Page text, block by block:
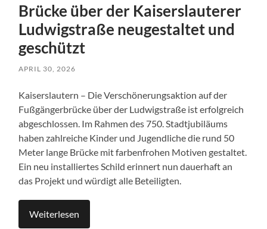
Brücke über der Kaiserslauterer
Ludwigstraße neugestaltet und
geschützt
APRIL 30, 2026
Kaiserslautern – Die Verschönerungsaktion auf der
Fußgängerbrücke über der Ludwigstraße ist erfolgreich
abgeschlossen. Im Rahmen des 750. Stadtjubiläums
haben zahlreiche Kinder und Jugendliche die rund 50
Meter lange Brücke mit farbenfrohen Motiven gestaltet.
Ein neu installiertes Schild erinnert nun dauerhaft an
das Projekt und würdigt alle Beteiligten.
Weiterlesen